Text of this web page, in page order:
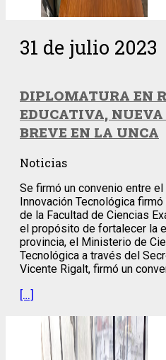
31 de julio 2023
DIPLOMATURA EN
EDUCATIVA, NUEVA
BREVE EN LA UNCA
Noticias
Se firmó un convenio entre
Innovación Tecnológica
de la Facultad de Ciencias
el propósito de fortalecer la
provincia, el Ministerio de
Tecnológica a través del
Vicente Rigalt, firmó un
[…]